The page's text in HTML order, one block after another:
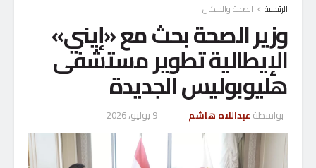
الرئيسية الصحة والسكان
وزير الصحة بحث مع «إيني»
الإيطالية تطوير مستشفى
هليوبوليس الجديدة
بواسطة عبداللاه هاشم 9 يوليو، 2026